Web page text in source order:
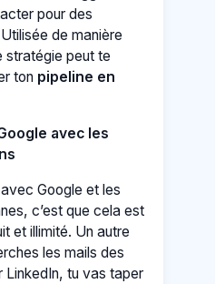
pour des
de manière
peut te
ton pipeline en
avec les
Google et les
c’est que cela est
et illimité. Un autre
les mails des
LinkedIn, tu vas taper